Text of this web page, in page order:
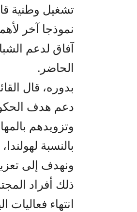
تشغيل وطنية
نموذجا آخر
آفاق لدعم
الحاضر.
بدوره، قال
دعم هدف
وتزويدهم
بالنسبة
ونهدف إلى
ذلك أفراد
انتهاء